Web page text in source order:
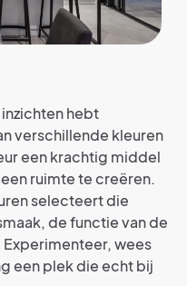
hebt
verschillende kleuren
een krachtig middel
ruimte te creëren.
selecteert die
de functie van de
wees
een plek die echt bij